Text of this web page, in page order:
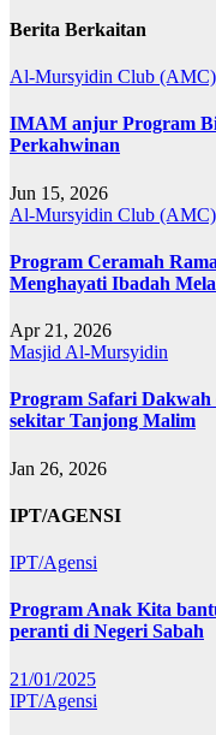
Berita Berkaitan
Al-Mursyidin Club (AMC)
IMAM anjur Program
Perkahwinan
Jun 15, 2026
Al-Mursyidin Club (AMC)
Program Ceramah
Menghayati Ibadah
Apr 21, 2026
Masjid Al-Mursyidin
Program Safari Dakwah
sekitar Tanjong Malim
Jan 26, 2026
IPT/AGENSI
IPT/Agensi
Program Anak Kita
peranti di Negeri Sabah
21/01/2025
IPT/Agensi